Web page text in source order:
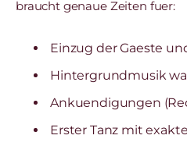
braucht genaue Zeiten fuer:
Einzug der Gaeste
Hintergrundmusik
Ankuendigungen
Erster Tanz mit